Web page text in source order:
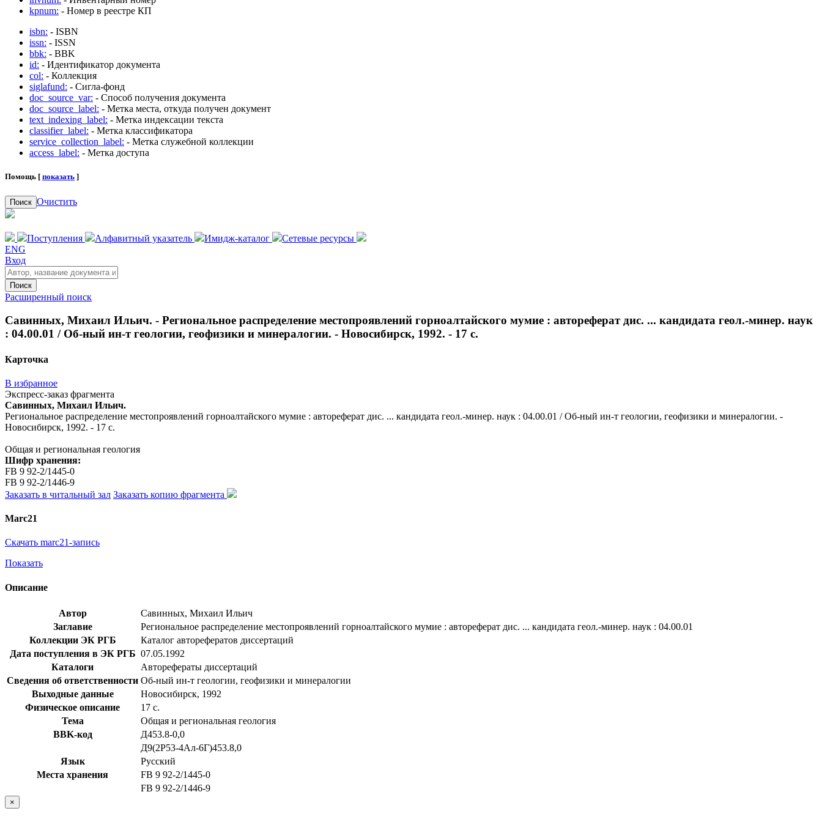
kpnum: - Номер в реестре КП
isbn: - ISBN
issn: - ISSN
bbk: - BBK
id: - Идентификатор документа
col: - Коллекция
siglafund: - Сигла-фонд
doc_source_var: - Способ получения документа
doc_source_label: - Метка места, откуда получен документ
text_indexing_label: - Метка индексации текста
classifier_label: - Метка классификатора
service_collection_label: - Метка служебной коллекции
access_label: - Метка доступа
Помощь [ показать ]
Поиск Очистить
Поступления Алфавитный указатель Имидж-каталог
Сетевые ресурсы
ENG
Вход
Поиск
Расширенный поиск
Савинных, Михаил Ильич. - Региональное распределение местопроявлений горноалтайского мумие : автореферат дис. ... кандидата геол.-минер. наук
: 04.00.01 / Об-ный ин-т геологии, геофизики и минералогии. - Новосибирск, 1992. - 17 с.
Карточка
В избранное
Экспресс-заказ фрагмента
Савинных, Михаил Ильич.
Региональное распределение местопроявлений горноалтайского мумие : автореферат дис. ... кандидата геол.-минер. наук : 04.00.01 / Об-ный ин-т геологии, геофизики и минералогии. -
Новосибирск, 1992. - 17 с.
Общая и региональная геология
Шифр хранения:
FB 9 92-2/1445-0
FB 9 92-2/1446-9
Заказать в читальный зал Заказать копию фрагмента
Marc21
Скачать marc21-запись
Показать
Описание
Автор
Савинных, Михаил Ильич
Заглавие
Региональное распределение местопроявлений горноалтайского мумие : автореферат дис. ... кандидата геол.-минер. наук : 04.00.01
Коллекции ЭК РГБ
Каталог авторефератов диссертаций
Дата поступления в ЭК РГБ 07.05.1992
Каталоги
Авторефераты диссертаций
Сведения об ответственности Об-ный ин-т геологии, геофизики и минералогии
Выходные данные
Новосибирск, 1992
Физическое описание
17 с.
Тема
Общая и региональная геология
BBK-код
Д453.8-0,0
Д9(2Р53-4Ал-6Г)453.8,0
Язык
Русский
Места хранения
FB 9 92-2/1445-0
FB 9 92-2/1446-9
×